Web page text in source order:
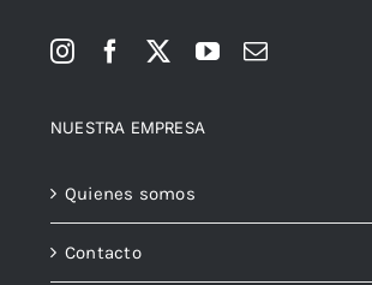
NUESTRA EMPRESA
Quienes somos
Contacto